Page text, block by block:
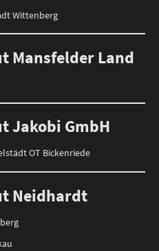
Wittenberg
Mansfelder Land
Jakobi GmbH
OT Bickenriede
Neidhardt